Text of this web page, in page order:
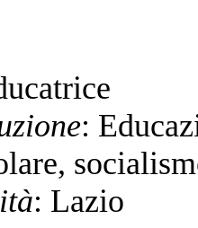
:
: Lazio